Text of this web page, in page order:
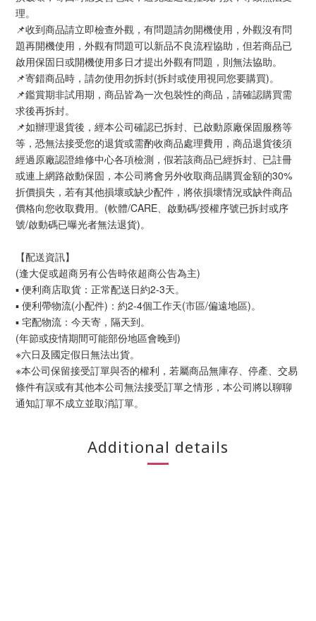
理。
📌收到商品請立即檢查外觀，有問題請勿開機使用，外觀沒有問
題再開機使用，外觀有問題可以新品不良流程協助，但若商品已
啟用保固日或開機使用多日才提出外觀有問題，則無法協助。
📌寄錯商品時，請勿使用勿拆封(拆封或使用視同您要購買)。
📌鑑賞期非試用期，商品皆為一次包裝性的商品，請確認購買需
求後再拆封。
📌如辦理退貨後，經本公司確認已拆封、已啟動原廠保固服務等
等，恐無法接受您的退貨或需酌收商品處理費用，商品退貨後須
經過原廠認證維修中心各項檢測，假若該商品已經拆封、已註冊
或連上網路啟動保固，本公司將會另外收取商品購買金額的30%
折價損失，若有其他損壞或缺少配件，將依損壞情況或缺件商品
價格向您收取費用。(軟體/CARE、啟動碼/授權序號已拆封或序
號/啟動碼已曝光者無法退貨)。
【配送資訊】
(逢大促或超商另有公告時依超商公告為主)
▪ 便利商店取貨：正常配送日約2-3天。
▪ 便利帶物流(小配件)：約2-4個工作天(市區/偏遠地區)。
▪ 宅配物流：今天寄，隔天到。
(年節或疫情期間可能部份地區會晚到)
※六日及國定假日無法出貨。
※本公司保留接受訂單與否的權利，若屬商品無庫存、停產、交易
條件有誤或有其他本公司無法接受訂單之情形，本公司將以聊聊
通知訂單不成立並取消訂單。
Additional details